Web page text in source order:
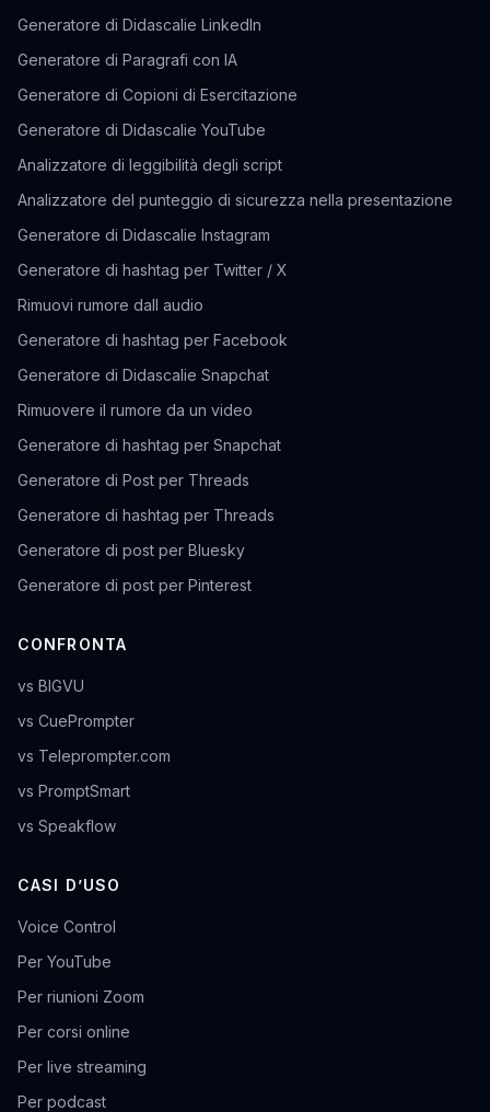
Generatore di Didascalie LinkedIn
Generatore di Paragrafi con IA
Generatore di Copioni di Esercitazione
Generatore di Didascalie YouTube
Analizzatore di leggibilità degli script
Analizzatore del punteggio di sicurezza nella presentazione
Generatore di Didascalie Instagram
Generatore di hashtag per Twitter / X
Rimuovi rumore dall audio
Generatore di hashtag per Facebook
Generatore di Didascalie Snapchat
Rimuovere il rumore da un video
Generatore di hashtag per Snapchat
Generatore di Post per Threads
Generatore di hashtag per Threads
Generatore di post per Bluesky
Generatore di post per Pinterest
CONFRONTA
vs BIGVU
vs CuePrompter
vs Teleprompter.com
vs PromptSmart
vs Speakflow
CASI D’USO
Voice Control
Per YouTube
Per riunioni Zoom
Per corsi online
Per live streaming
Per podcast